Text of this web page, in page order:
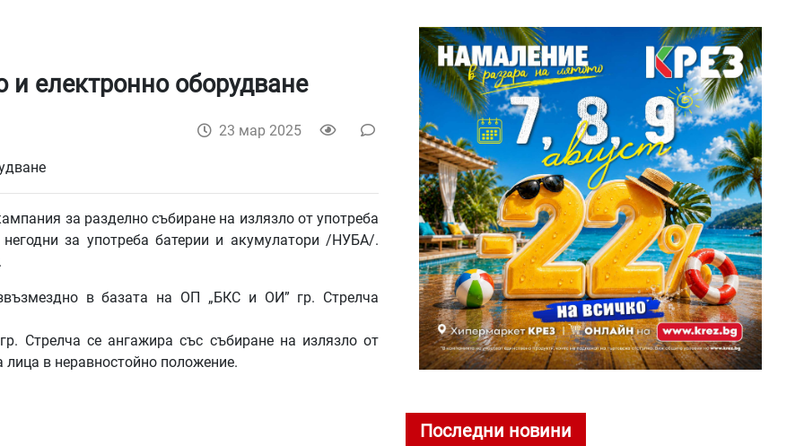
електронно оборудване
23 мар 2025
за разделно събиране на излязло от употреба
за употреба батерии и акумулатори /НУБА/.
в базата на ОП „БКС и ОИ” гр. Стрелча
Стрелча се ангажира със събиране на излязло от
в неравностойно положение.
Последни новини